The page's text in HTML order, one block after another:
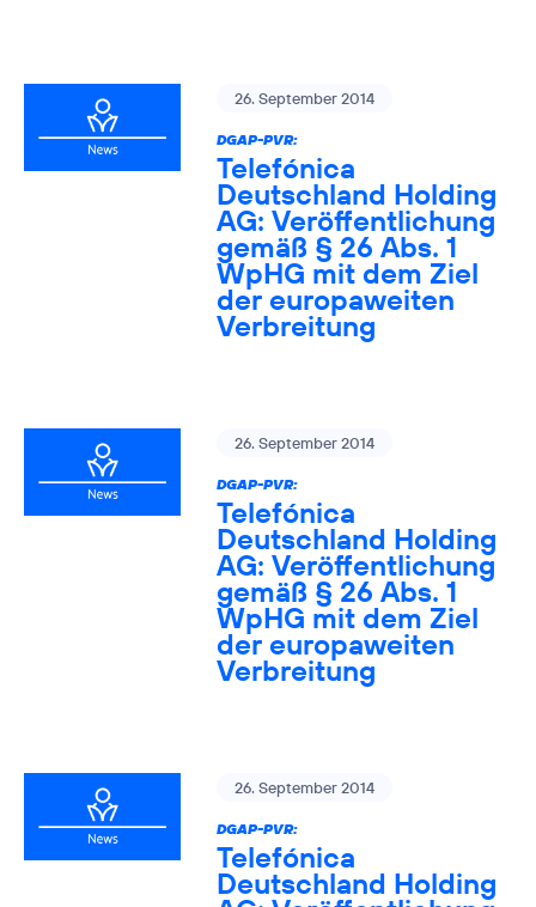
26. September 2014
DGAP-PVR:
Telefónica
Deutschland Holding
AG: Veröffentlichung
gemäß § 26 Abs. 1
WpHG mit dem Ziel
der europaweiten
Verbreitung
26. September 2014
DGAP-PVR:
Telefónica
Deutschland Holding
AG: Veröffentlichung
gemäß § 26 Abs. 1
WpHG mit dem Ziel
der europaweiten
Verbreitung
26. September 2014
DGAP-PVR:
Telefónica
Deutschland Holding